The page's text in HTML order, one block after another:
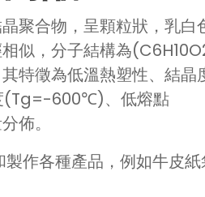
聚合物，呈顆粒狀，乳白
似，分子結構為
特徵為低溫熱塑性、結晶
(Tg=-600℃)、低熔點
佈。
作各種產品，例如牛皮